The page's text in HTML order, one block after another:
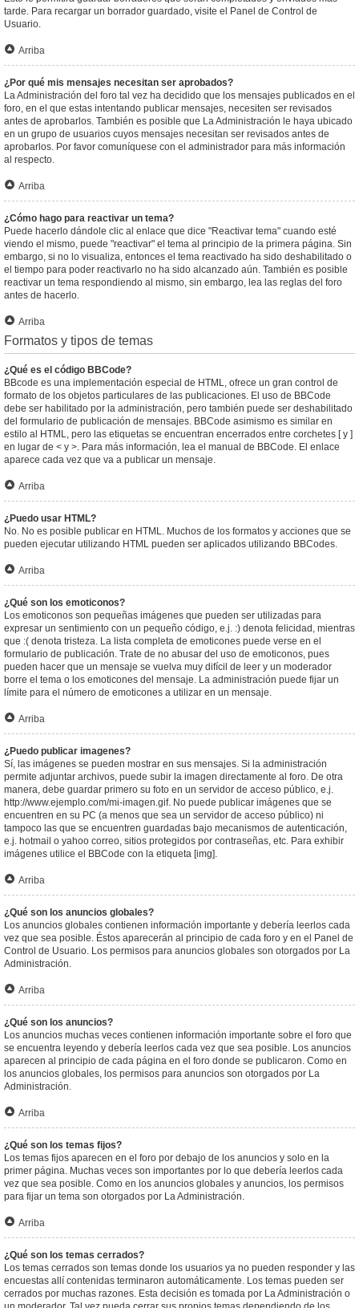
tarde. Para recargar un borrador guardado, visite el Panel de Control de
Usuario.
Arriba
¿Por qué mis mensajes necesitan ser aprobados?
La Administración del foro tal vez ha decidido que los mensajes publicados en el
foro, en el que estas intentando publicar mensajes, necesiten ser revisados
antes de aprobarlos. También es posible que La Administración le haya ubicado
en un grupo de usuarios cuyos mensajes necesitan ser revisados antes de
aprobarlos. Por favor comuníquese con el administrador para más información
al respecto.
Arriba
¿Cómo hago para reactivar un tema?
Puede hacerlo dándole clic al enlace que dice "Reactivar tema" cuando esté
viendo el mismo, puede "reactivar" el tema al principio de la primera página. Sin
embargo, si no lo visualiza, entonces el tema reactivado ha sido deshabilitado o
el tiempo para poder reactivarlo no ha sido alcanzado aún. También es posible
reactivar un tema respondiendo al mismo, sin embargo, lea las reglas del foro
antes de hacerlo.
Arriba
Formatos y tipos de temas
¿Qué es el código BBCode?
BBcode es una implementación especial de HTML, ofrece un gran control de
formato de los objetos particulares de las publicaciones. El uso de BBCode
debe ser habilitado por la administración, pero también puede ser deshabilitado
del formulario de publicación de mensajes. BBCode asimismo es similar en
estilo al HTML, pero las etiquetas se encuentran encerrados entre corchetes [ y ]
en lugar de < y >. Para más información, lea el manual de BBCode. El enlace
aparece cada vez que va a publicar un mensaje.
Arriba
¿Puedo usar HTML?
No. No es posible publicar en HTML. Muchos de los formatos y acciones que se
pueden ejecutar utilizando HTML pueden ser aplicados utilizando BBCodes.
Arriba
¿Qué son los emoticonos?
Los emoticonos son pequeñas imágenes que pueden ser utilizadas para
expresar un sentimiento con un pequeño código, e.j. :) denota felicidad, mientras
que :( denota tristeza. La lista completa de emoticones puede verse en el
formulario de publicación. Trate de no abusar del uso de emoticonos, pues
pueden hacer que un mensaje se vuelva muy difícil de leer y un moderador
borre el tema o los emoticones del mensaje. La administración puede fijar un
límite para el número de emoticones a utilizar en un mensaje.
Arriba
¿Puedo publicar imagenes?
Sí, las imágenes se pueden mostrar en sus mensajes. Si la administración
permite adjuntar archivos, puede subir la imagen directamente al foro. De otra
manera, debe guardar primero su foto en un servidor de acceso público, e.j.
http://www.ejemplo.com/mi-imagen.gif. No puede publicar imágenes que se
encuentren en su PC (a menos que sea un servidor de acceso público) ni
tampoco las que se encuentren guardadas bajo mecanismos de autenticación,
e.j. hotmail o yahoo correo, sitios protegidos por contraseñas, etc. Para exhibir
imágenes utilice el BBCode con la etiqueta [img].
Arriba
¿Qué son los anuncios globales?
Los anuncios globales contienen información importante y debería leerlos cada
vez que sea posible. Éstos aparecerán al principio de cada foro y en el Panel de
Control de Usuario. Los permisos para anuncios globales son otorgados por La
Administración.
Arriba
¿Qué son los anuncios?
Los anuncios muchas veces contienen información importante sobre el foro que
se encuentra leyendo y debería leerlos cada vez que sea posible. Los anuncios
aparecen al principio de cada página en el foro donde se publicaron. Como en
los anuncios globales, los permisos para anuncios son otorgados por La
Administración.
Arriba
¿Qué son los temas fijos?
Los temas fijos aparecen en el foro por debajo de los anuncios y solo en la
primer página. Muchas veces son importantes por lo que debería leerlos cada
vez que sea posible. Como en los anuncios globales y anuncios, los permisos
para fijar un tema son otorgados por La Administración.
Arriba
¿Qué son los temas cerrados?
Los temas cerrados son temas donde los usuarios ya no pueden responder y las
encuestas allí contenidas terminaron automáticamente. Los temas pueden ser
cerrados por muchas razones. Esta decisión es tomada por La Administración o